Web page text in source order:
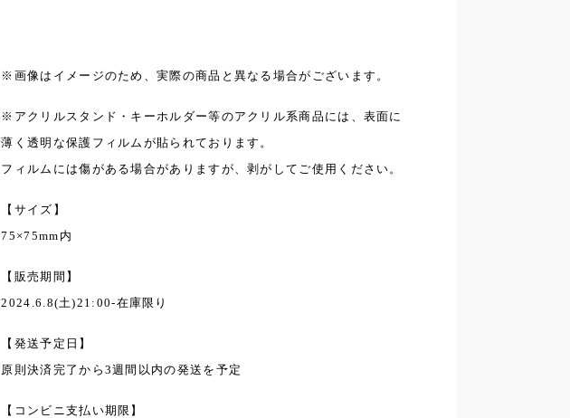
※画像はイメージのため、実際の商品と異なる場合がございます。
※アクリルスタンド・キーホルダー等のアクリル系商品には、表面に
薄く透明な保護フィルムが貼られております。
フィルムには傷がある場合がありますが、剥がしてご使用ください。
【サイズ】
75×75mm内
【販売期間】
2024.6.8(土)21:00-在庫限り
【発送予定日】
原則決済完了から3週間以内の発送を予定
【コンビニ支払い期限】